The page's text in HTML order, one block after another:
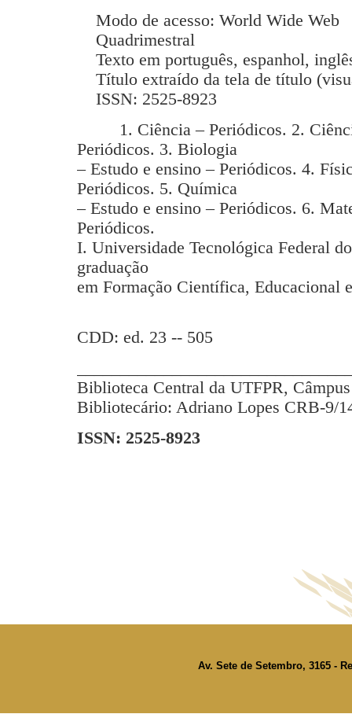
Modo de acesso: World Wide Web
Quadrimestral
Texto em português, espanhol,
Título extraído da tela de título
ISSN: 2525-8923
1. Ciência – Periódicos. 2.
Periódicos. 3. Biologia
– Estudo e ensino – Periódicos. 4.
Periódicos. 5. Química
– Estudo e ensino – Periódicos. 6.
Periódicos.
I. Universidade Tecnológica Federal
graduação
em Formação Científica, Educacional
CDD: ed. 23 -- 505
Biblioteca Central da UTFPR,
Bibliotecário: Adriano Lopes CRB-9/
ISSN: 2525-8923
Av. Sete de Setembro, 3165 -